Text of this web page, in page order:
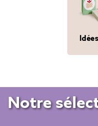
Notre